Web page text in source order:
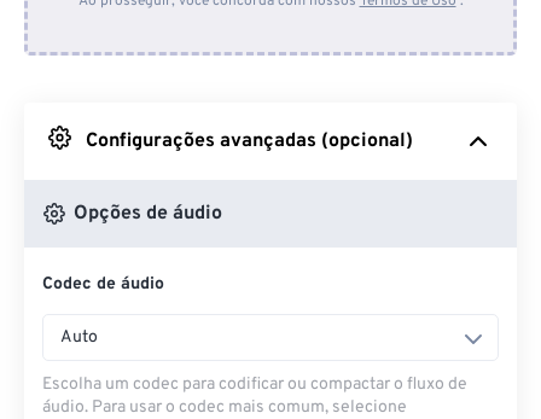
Do Google Drive
Do OneDrive
Configurações avançadas (opcional)
Opções de áudio
Codec de áudio
Auto
Escolha um codec para codificar ou compactar o fluxo de
áudio. Para usar o codec mais comum, selecione